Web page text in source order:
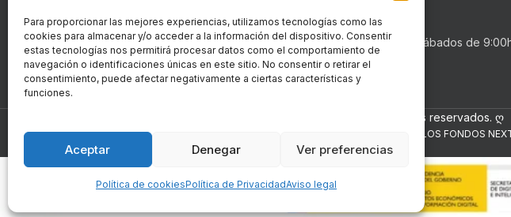
Para proporcionar las mejores experiencias, utilizamos tecnologías como las
cookies para almacenar y/o acceder a la información del dispositivo. Consentir
estas tecnologías nos permitirá procesar datos como el comportamiento de
navegación o identificaciones únicas en este sitio. No consentir o retirar el
consentimiento, puede afectar negativamente a ciertas características y
funciones.
Aceptar Denegar Ver preferencias
Política de cookiesPolítica de PrivacidadAviso legal
Horario: de lunes a viernes de 9:00h. a 14h y de 16:30h a 20:30h . Sábados de
14:00h.
© Copyright - 2018-2026 masqueunhobby.com. - Todos los derechos reservados. ღ
PROGRAMA KIT DIGITAL FINANCIADO POR LOS FONDOS